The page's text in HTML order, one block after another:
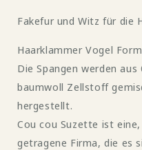
Bird
in
braun
und
schwarz
von
Coucou
Suzette
Bird
in
braun
Coucou
Suzette
Fakefur und Witz für die
Haarklammer Vogel
Die Spangen werden
baumwoll Zellstoff
hergestellt.
Cou cou Suzette ist
getragene Firma, die es